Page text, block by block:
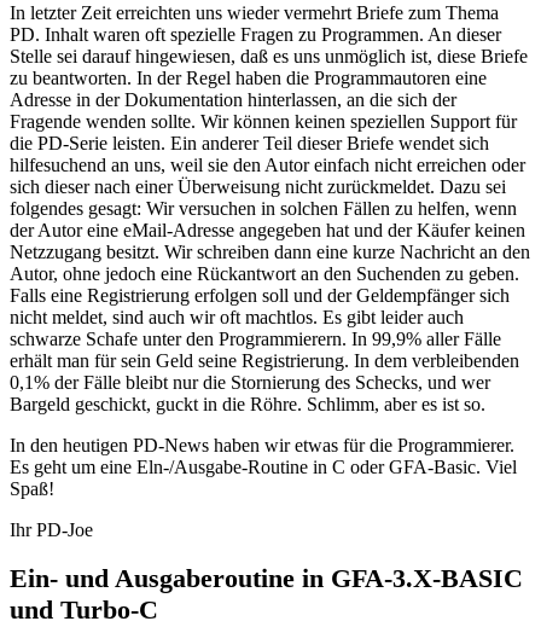
In letzter Zeit erreichten uns wieder vermehrt Briefe zum Thema
PD. Inhalt waren oft spezielle Fragen zu Programmen. An dieser
Stelle sei darauf hingewiesen, daß es uns unmöglich ist, diese Briefe
zu beantworten. In der Regel haben die Programmautoren eine
Adresse in der Dokumentation hinterlassen, an die sich der
Fragende wenden sollte. Wir können keinen speziellen Support für
die PD-Serie leisten. Ein anderer Teil dieser Briefe wendet sich
hilfesuchend an uns, weil sie den Autor einfach nicht erreichen oder
sich dieser nach einer Überweisung nicht zurückmeldet. Dazu sei
folgendes gesagt: Wir versuchen in solchen Fällen zu helfen, wenn
der Autor eine eMail-Adresse angegeben hat und der Käufer keinen
Netzzugang besitzt. Wir schreiben dann eine kurze Nachricht an den
Autor, ohne jedoch eine Rückantwort an den Suchenden zu geben.
Falls eine Registrierung erfolgen soll und der Geldempfänger sich
nicht meldet, sind auch wir oft machtlos. Es gibt leider auch
schwarze Schafe unter den Programmierern. In 99,9% aller Fälle
erhält man für sein Geld seine Registrierung. In dem verbleibenden
0,1% der Fälle bleibt nur die Stornierung des Schecks, und wer
Bargeld geschickt, guckt in die Röhre. Schlimm, aber es ist so.
In den heutigen PD-News haben wir etwas für die Programmierer.
Es geht um eine Eln-/Ausgabe-Routine in C oder GFA-Basic. Viel
Spaß!
Ihr PD-Joe
Ein- und Ausgaberoutine in GFA-3.X-BASIC
und Turbo-C